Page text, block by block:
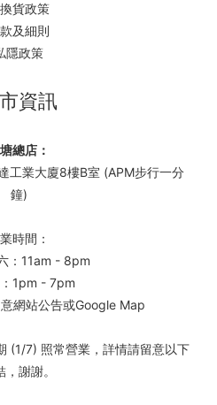
貨政策
及細則
隱政策
資訊
總店：
工業大廈8樓B室 (APM步行一分
鐘)
時間：
：11am - 8pm
1pm - 7pm
網站公告或Google Map
(1/7) 照常營業，詳情請留意以下
，謝謝。